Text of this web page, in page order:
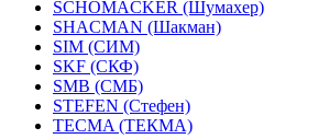
SCHOMACKER (Шумахер)
SHACMAN (Шакман)
SIM (СИМ)
SKF (СКФ)
SMB (СМБ)
STEFEN (Стефен)
TECMA (ТЕКМА)